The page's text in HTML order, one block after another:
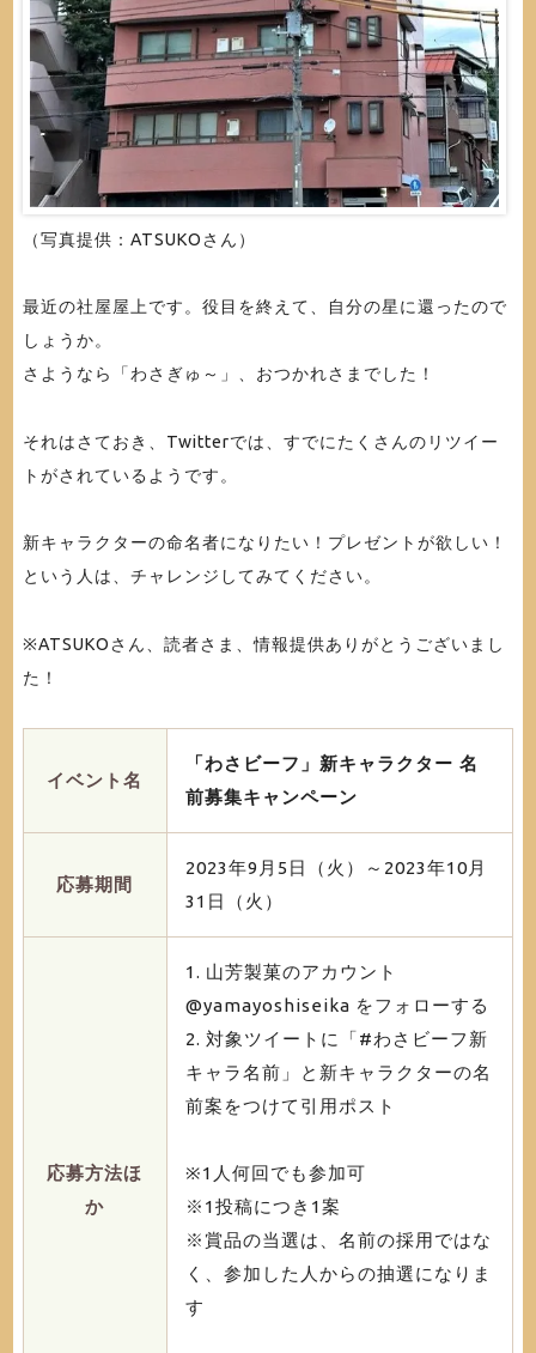
（写真提供：ATSUKOさん）
最近の社屋屋上です。役目を終えて、自分の星に還ったので
しょうか。
さようなら「わさぎゅ～」、おつかれさまでした！
それはさておき、Twitterでは、すでにたくさんのリツイー
トがされているようです。
新キャラクターの命名者になりたい！プレゼントが欲しい！
という人は、チャレンジしてみてください。
※ATSUKOさん、読者さま、情報提供ありがとうございまし
た！
イベント名
「わさビーフ」新キャラクター 名
前募集キャンペーン
応募期間
2023年9月5日（火）～2023年10月
31日（火）
応募方法ほ
か
1. 山芳製菓のアカウント
@yamayoshiseika をフォローする
2. 対象ツイートに「#わさビーフ新
キャラ名前」と新キャラクターの名
前案をつけて引用ポスト
※1人何回でも参加可
※1投稿につき1案
※賞品の当選は、名前の採用ではな
く、参加した人からの抽選になりま
す